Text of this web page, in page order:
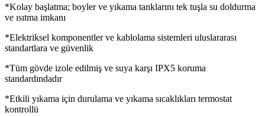
*Kolay başlatma; boyler ve yıkama tanklarını tek tuşla su doldurma
ve ısıtma imkanı
*Elektriksel komponentler ve kablolama sistemleri uluslararası
standartlara ve güvenlik
*Tüm gövde izole edilmiş ve suya karşı IPX5 koruma
standardındadır
*Etkili yıkama için durulama ve yıkama sıcaklıkları termostat
kontrollü